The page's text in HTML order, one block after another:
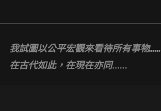
to
我試圖以公平宏觀來看待所有事物……
在古代如此，在現在亦同……